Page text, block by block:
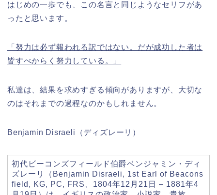
はじめの一歩でも、この名言と同じようなセリフがあ
ったと思います。
「努力は必ず報われる訳ではない。だが成功した者は
皆すべからく努力している。」
私達は、結果を求めすぎる傾向がありますが、大切な
のはそれまでの過程なのかもしれません。
Benjamin Disraeli（ディズレーリ）
初代ビーコンズフィールド伯爵ベンジャミン・ディ
ズレーリ（Benjamin Disraeli, 1st Earl of Beacons
field, KG, PC, FRS、1804年12月21日 – 1881年4